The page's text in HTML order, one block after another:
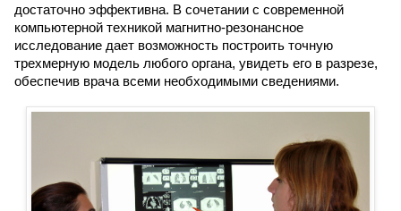
достаточно эффективна. В сочетании с современной
компьютерной техникой магнитно-резонансное
исследование дает возможность построить точную
трехмерную модель любого органа, увидеть его в разрезе,
обеспечив врача всеми необходимыми сведениями.